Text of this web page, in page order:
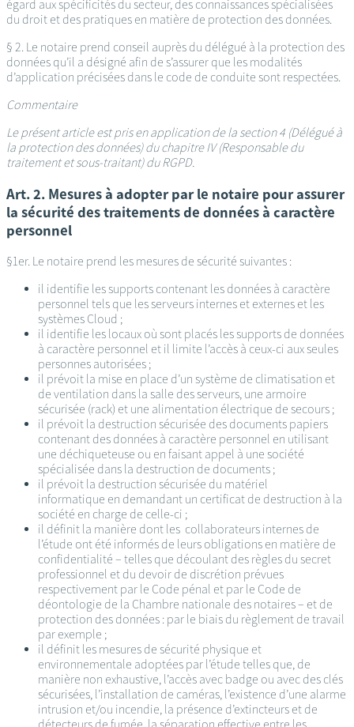
égard aux spécificités du secteur, des connaissances spécialisées
du droit et des pratiques en matière de protection des données.
§ 2. Le notaire prend conseil auprès du délégué à la protection des
données qu’il a désigné afin de s’assurer que les modalités
d’application précisées dans le code de conduite sont respectées.
Commentaire
Le présent article est pris en application de la section 4 (Délégué à
la protection des données) du chapitre IV (Responsable du
traitement et sous-traitant) du RGPD.
Art. 2. Mesures à adopter par le notaire pour assurer
la sécurité des traitements de données à caractère
personnel
§1er. Le notaire prend les mesures de sécurité suivantes :
il identifie les supports contenant les données à caractère
personnel tels que les serveurs internes et externes et les
systèmes Cloud ;
il identifie les locaux où sont placés les supports de données
à caractère personnel et il limite l’accès à ceux-ci aux seules
personnes autorisées ;
il prévoit la mise en place d’un système de climatisation et
de ventilation dans la salle des serveurs, une armoire
sécurisée (rack) et une alimentation électrique de secours ;
il prévoit la destruction sécurisée des documents papiers
contenant des données à caractère personnel en utilisant
une déchiqueteuse ou en faisant appel à une société
spécialisée dans la destruction de documents ;
il prévoit la destruction sécurisée du matériel
informatique en demandant un certificat de destruction à la
société en charge de celle-ci ;
il définit la manière dont les collaborateurs internes de
l’étude ont été informés de leurs obligations en matière de
confidentialité – telles que découlant des règles du secret
professionnel et du devoir de discrétion prévues
respectivement par le Code pénal et par le Code de
déontologie de la Chambre nationale des notaires – et de
protection des données : par le biais du règlement de travail
par exemple ;
il définit les mesures de sécurité physique et
environnementale adoptées par l’étude telles que, de
manière non exhaustive, l’accès avec badge ou avec des clés
sécurisées, l’installation de caméras, l’existence d’une alarme
intrusion et/ou incendie, la présence d’extincteurs et de